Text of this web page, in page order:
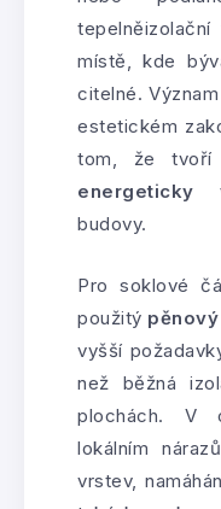
místě, kde
citelné.
estetickém
tom, že
energeticky
budovy.
Pro soklové
použitý
vyšší
než běžná
plochách. V
lokálním
vrstev,